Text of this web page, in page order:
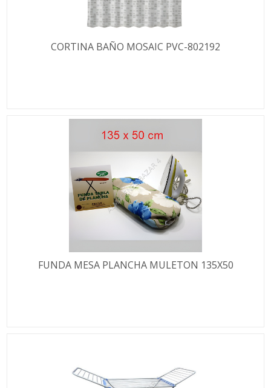
CORTINA BAÑO MOSAIC PVC-802192
FUNDA MESA PLANCHA MULETON 135X50